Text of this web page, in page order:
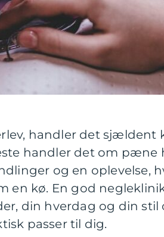
handler det sjældent
handler det om pæne
og en oplevelse,
en kø. En god
din hverdag og din stil
passer til dig.